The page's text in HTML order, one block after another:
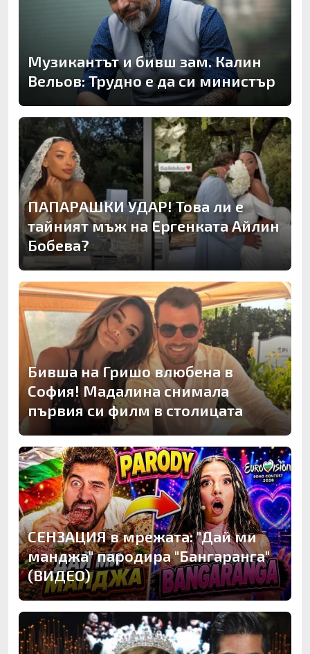
Музикантът и бивш зам. Калин
Вельов: Трудно е да си министър
ПАПАРАШКИ УДАР! Това ли е
тайният мъж на Ергенката Айлин
Бобева?
Бивша на Гришо влюбена в
София! Мадалина снимала
първия си филм в столицата
СЕНЗАЦИЯ в мрежата: "Дай ми
манджа" пародира "Бангаранга"
(ВИДЕО)